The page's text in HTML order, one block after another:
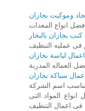
وموكيت بجازان
انواع المعدات
بجازان بالبخار
فى عمليه التنظيف
لياسة بجازان
العماله المدربة
سباكة بجازان
اسم الشركة
انواع المواد التى
فى اعمال التنظيف